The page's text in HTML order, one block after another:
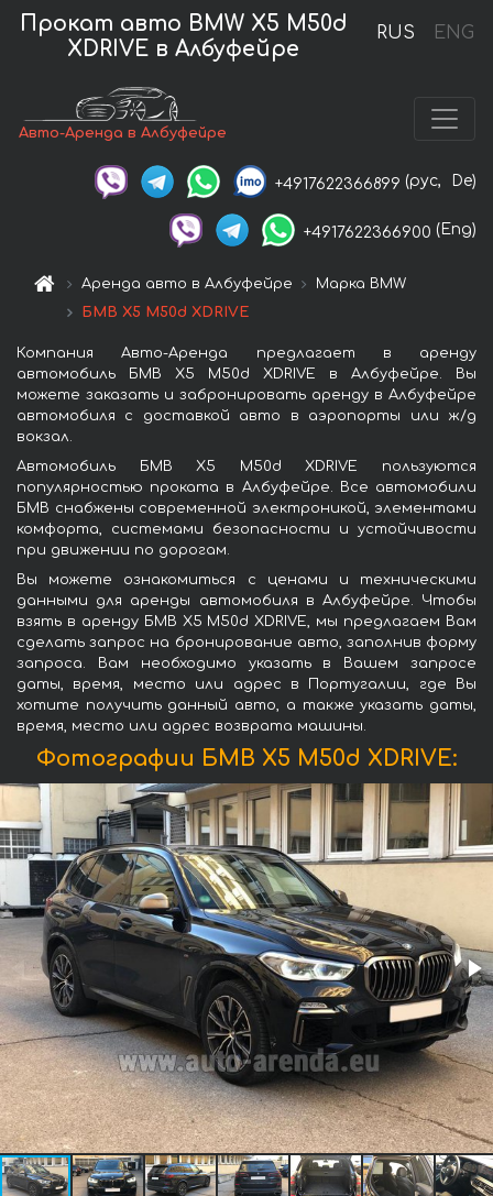
RUS ENG
Прокат авто BMW X5 M50d
XDRIVE в Албуфейре
Авто-Аренда в Албуфейре
+4917622366899 (рус, De)
+4917622366900 (Eng)
Аренда авто в Албуфейре
Марка BMW
БМВ X5 M50d XDRIVE
Компания Авто-Аренда предлагает в аренду
автомобиль БМВ X5 M50d XDRIVE в Албуфейре. Вы
можете заказать и забронировать аренду в Албуфейре
автомобиля с доставкой авто в аэропорты или ж/д
вокзал.
Автомобиль БМВ X5 M50d XDRIVE пользуются
популярностью проката в Албуфейре. Все автомобили
БМВ снабжены современной электроникой, элементами
комфорта, системами безопасности и устойчивости
при движении по дорогам.
Вы можете ознакомиться с ценами и техническими
данными для аренды автомобиля в Албуфейре. Чтобы
взять в аренду БМВ X5 M50d XDRIVE, мы предлагаем Вам
сделать запрос на бронирование авто, заполнив форму
запроса. Вам необходимо указать в Вашем запросе
даты, время, место или адрес в Португалии, где Вы
хотите получить данный авто, а также указать даты,
время, место или адрес возврата машины.
Фотографии БМВ X5 M50d XDRIVE: